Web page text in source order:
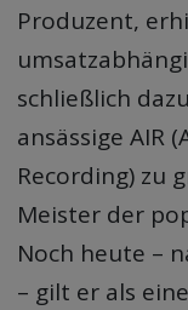
Produzent,
schließlich
ansässige AIR
Recording) zu
Meister der
Noch heute –
– gilt er als